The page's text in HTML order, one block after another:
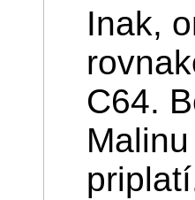
Inak,
C64.